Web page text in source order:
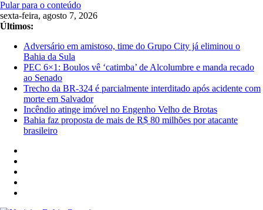
Pular para o conteúdo
sexta-feira, agosto 7, 2026
Últimos:
Adversário em amistoso, time do Grupo City já eliminou o
Bahia da Sula
PEC 6×1: Boulos vê ‘catimba’ de Alcolumbre e manda recado
ao Senado
Trecho da BR-324 é parcialmente interditado após acidente com
morte em Salvador
Incêndio atinge imóvel no Engenho Velho de Brotas
Bahia faz proposta de mais de R$ 80 milhões por atacante
brasileiro